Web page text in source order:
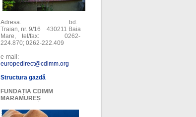
Adresa: bd.
Traian, nr. 9/16 430211 Baia
Mare, tel/fax: 0262-
224.870; 0262-222.409
e-mail:
europedirect@cdimm.org
Structura gazdă
FUNDAȚIA CDIMM
MARAMUREȘ